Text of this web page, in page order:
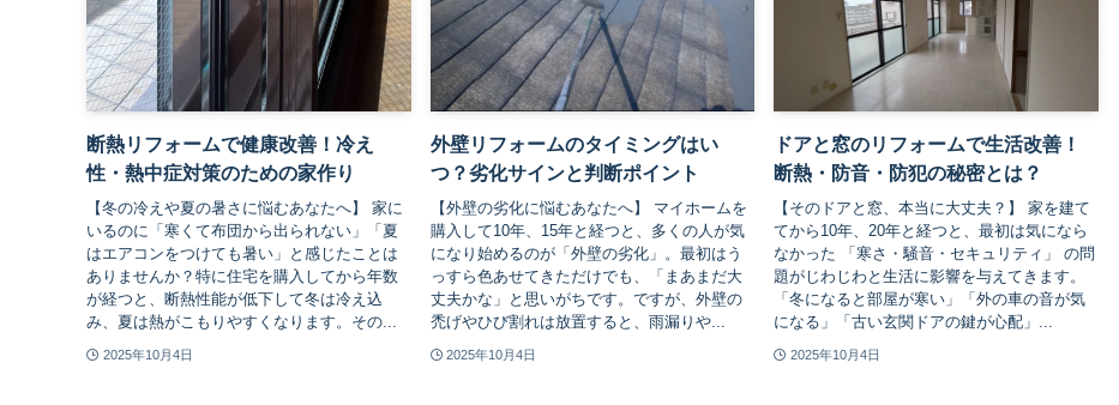
断熱リフォームで健康改善！冷え
性・熱中症対策のための家作り
【冬の冷えや夏の暑さに悩むあなたへ】 家に
いるのに「寒くて布団から出られない」「夏
はエアコンをつけても暑い」と感じたことは
ありませんか？特に住宅を購入してから年数
が経つと、断熱性能が低下して冬は冷え込
み、夏は熱がこもりやすくなります。その...
2025年10月4日
外壁リフォームのタイミングはい
つ？劣化サインと判断ポイント
【外壁の劣化に悩むあなたへ】 マイホームを
購入して10年、15年と経つと、多くの人が気
になり始めるのが「外壁の劣化」。最初はう
っすら色あせてきただけでも、「まあまだ大
丈夫かな」と思いがちです。ですが、外壁の
禿げやひび割れは放置すると、雨漏りや...
2025年10月4日
ドアと窓のリフォームで生活改善！
断熱・防音・防犯の秘密とは？
【そのドアと窓、本当に大丈夫？】 家を建て
てから10年、20年と経つと、最初は気になら
なかった 「寒さ・騒音・セキュリティ」 の問
題がじわじわと生活に影響を与えてきます。
「冬になると部屋が寒い」「外の車の音が気
になる」「古い玄関ドアの鍵が心配」...
2025年10月4日